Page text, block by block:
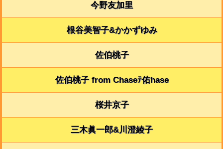
今野友加里
根谷美智子&かかずゆみ
佐伯桃子
佐伯桃子 from Chaseﾃ佑hase
桜井京子
三木眞一郎&川澄綾子